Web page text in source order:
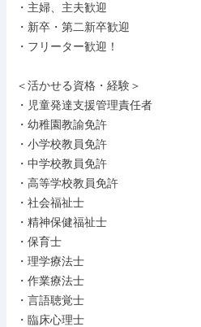
・主婦、主夫歓迎
・新卒・第二新卒歓迎
・フリーター歓迎！
＜活かせる資格・経験＞
・児童発達支援管理責任者
・幼稚園教諭免許
・小学校教員免許
・中学校教員免許
・高等学校教員免許
・社会福祉士
・精神保健福祉士
・保育士
・理学療法士
・作業療法士
・言語聴覚士
・臨床心理士